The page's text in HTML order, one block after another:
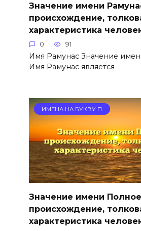
Значение имени
происхождение,
характеристика
0 91
Имя Рамунас Значение
Имя Рамунас является
ИМЕНА НА БУКВУ П
Значение имени
происхождение,
характеристика